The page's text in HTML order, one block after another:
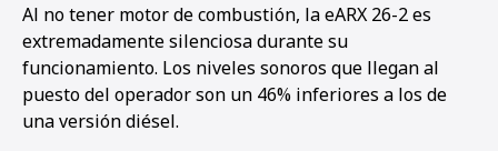
Al no tener motor de combustión, la eARX 26-2 es
extremadamente silenciosa durante su
funcionamiento. Los niveles sonoros que llegan al
puesto del operador son un 46% inferiores a los de
una versión diésel.